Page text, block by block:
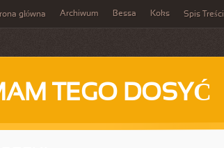
główna Archiwum Bessa Koks Spis Treści
TEGO DOSYĆ